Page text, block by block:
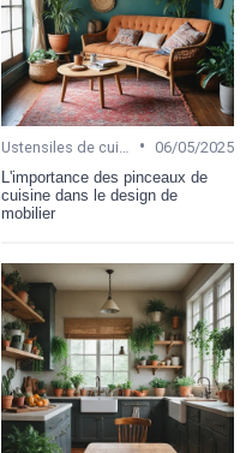
• 06/05/2025
L'importance des pinceaux de
cuisine dans le design de
mobilier